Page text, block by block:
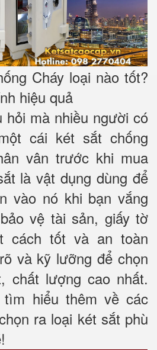
Cháy loại nào tốt?
hiệu quả
mà nhiều người có
cái két sắt chống
vân trước khi mua
là vật dụng dùng để
vào nó khi bạn vắng
vệ tài sản, giấy tờ
cách tốt và an toàn
và kỹ lưỡng để chọn
chất lượng cao nhất.
hiểu thêm về các
ra loại két sắt phù